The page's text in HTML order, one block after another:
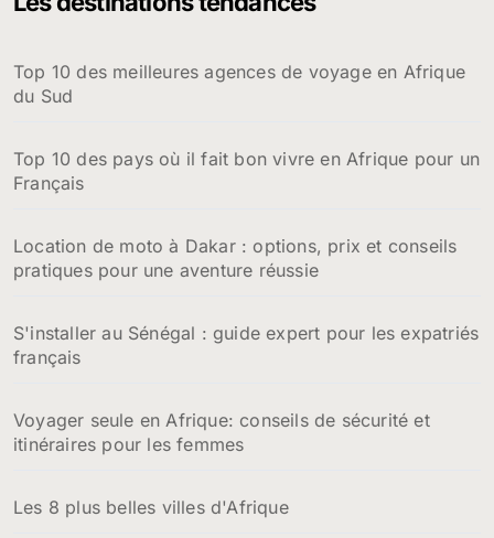
e
r
Top 10 des meilleures agences de voyage en Afrique
du Sud
Top 10 des pays où il fait bon vivre en Afrique pour un
Français
Location de moto à Dakar : options, prix et conseils
pratiques pour une aventure réussie
S'installer au Sénégal : guide expert pour les expatriés
français
Voyager seule en Afrique: conseils de sécurité et
itinéraires pour les femmes
Les 8 plus belles villes d'Afrique